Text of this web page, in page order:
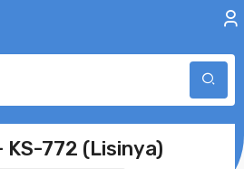
772 (Lisinya)